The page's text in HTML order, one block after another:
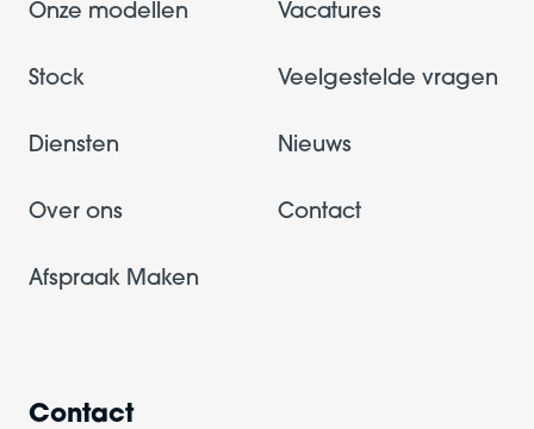
Onze modellen
Stock
Diensten
Over ons
Afspraak Maken
Vacatures
Veelgestelde vragen
Nieuws
Contact
Contact